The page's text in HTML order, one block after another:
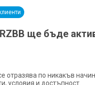
ще бъде
отразява по никакъв
условия и достъпност.